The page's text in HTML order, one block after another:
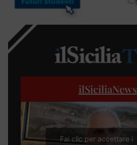
ilSiciliaNews
Fai clic per accettare i